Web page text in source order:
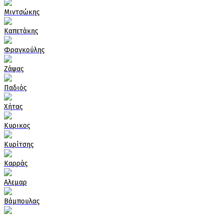
Μιντσώκης
Καπετάκης
Φραγκούλης
Ζάψας
Παδιός
Χήτας
Κυρικος
Κυρίτσης
Καρράς
Αλεμαρ
Βάμπουλας